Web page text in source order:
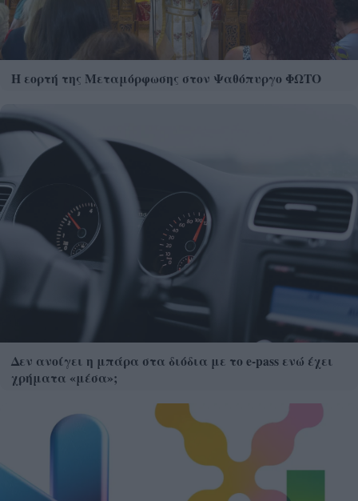
Η εορτή της Μεταμόρφωσης στον Ψαθόπυργο ΦΩΤΟ
Δεν ανοίγει η μπάρα στα διόδια με το e-pass ενώ έχει
χρήματα «μέσα»;